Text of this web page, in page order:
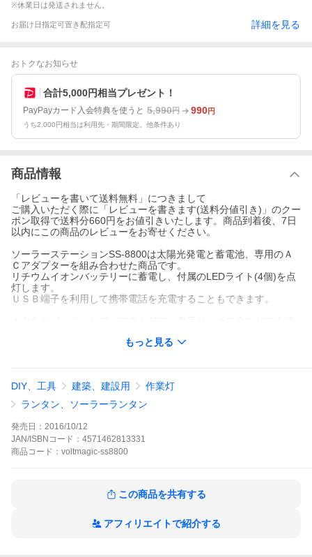
※休業日は発送されません。
お届け日指定可置き配指定可 詳細を見る
おトクなお知らせ
合計5,000円相当プレゼント！
PayPayカード入会特典を使うと 5,990円 990円
うち2,000円相当は利用先・期間限定。他条件あり
商品情報
「レビューを書いて送料無料」につきまして
ご購入いただく際に「レビューを書きます(送料分値引き)」のクー
ポン取得で送料分660円をお値引きいたします。商品到着後、7日
以内にこの商品のレビューをお寄せください。
ソーラーステーションSS-8800は太陽光発電と蓄電池、専用のＡ
Ｃアダプターを組み合わせた商品です。
リチウムイオンバッテリーに蓄電し、付属のLEDライト(4個)を点
灯します。
ＵＳＢ端子を利用して携帯電話を充電することもできます。
３) LEDライト ｘ 4
４）ACアダプター ｘ 1
５）専用キャリングケース ｘ 1
６）日本語取扱説明書 ｘ 1
エコでクリーンで簡単！
●制御ボックスを充電
ボックスのLEDインジケータが赤く点灯します。
※ソーラーパネルは防滴ですので雨などに濡れても大丈夫です
2)充電が完了するとＬＥＤインジケータが赤から緑に変わりま
もっと見る
DIY、工具 建築、建設用
作業灯
ランタン、ソーラーランタン
発売日： 2016/10/12
JAN/ISBNコード： 4571462813331
商品 コード： voltmagic-ss8800
この商品を共有する
アフィリエイトで紹介する